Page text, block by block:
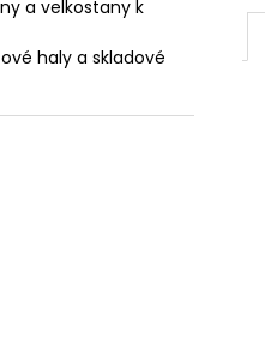
a velkostany k
haly a skladové